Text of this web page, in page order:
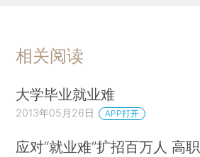
相关阅读
大学毕业就业难
2013年05月26日 APP打开
应对“就业难”扩招百万人 高职